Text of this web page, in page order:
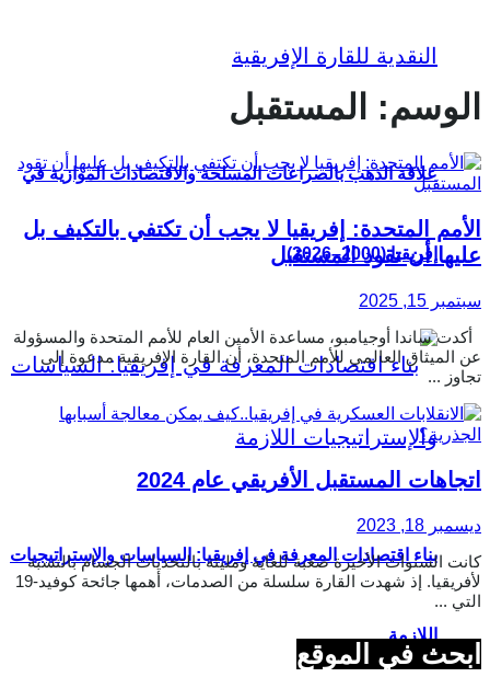
علاقة الذهب بالصراعات المسلحة والاقتصادات الموازية في
إفريقيا (2000–2026)
بناء اقتصادات المعرفة في إفريقيا: السياسات والإستراتيجيات
اللازمة
الوسم: المستقبل
الأمم المتحدة: إفريقيا لا يجب أن تكتفي بالتكيف بل
عليها أن تقود المستقبل
سبتمبر 15, 2025
أكدت ساندا أوجيامبو، مساعدة الأمين العام للأمم المتحدة والمسؤولة
عن الميثاق العالمي للأمم المتحدة، أن القارة الإفريقية مدعوة إلى
تجاوز ...
اتجاهات المستقبل الأفريقي عام 2024
ديسمبر 18, 2023
كانت السنوات الأخيرة صعبة للغاية ومليئة بالتحديات الجسام بالنسبة
لأفريقيا. إذ شهدت القارة سلسلة من الصدمات، أهمها جائحة كوفيد-19
التي ...
ابحث في الموقع